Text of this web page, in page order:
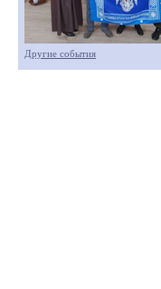
Другие события